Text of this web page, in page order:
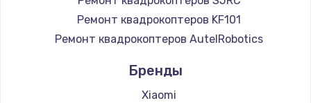
Ремонт квадрокоптеров KF101
Ремонт квадрокоптеров AutelRobotics
Бренды
Xiaomi